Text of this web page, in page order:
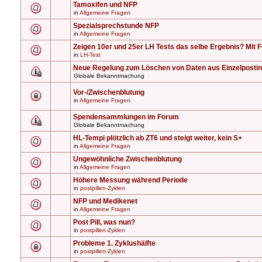
Tamoxifen und NFP
in Allgemeine Fragen
Spezialsprechstunde NFP
in Allgemeine Fragen
Zeigen 10er und 25er LH Tests das selbe Ergebnis? Mit
in LH-Test
Neue Regelung zum Löschen von Daten aus
Globale Bekanntmachung
Vor-/Zwischenblutung
in Allgemeine Fragen
Spendensammlungen im Forum
Globale Bekanntmachung
HL-Tempi plötzlich ab ZT6 und steigt weiter, kein S+
in Allgemeine Fragen
Ungewöhnliche Zwischenblutung
in Allgemeine Fragen
Höhere Messung während Periode
in postpillen-Zyklen
NFP und Medikenet
in Allgemeine Fragen
Post Pill, was nun?
in postpillen-Zyklen
Probleme 1. Zyklushälfte
in postpillen-Zyklen